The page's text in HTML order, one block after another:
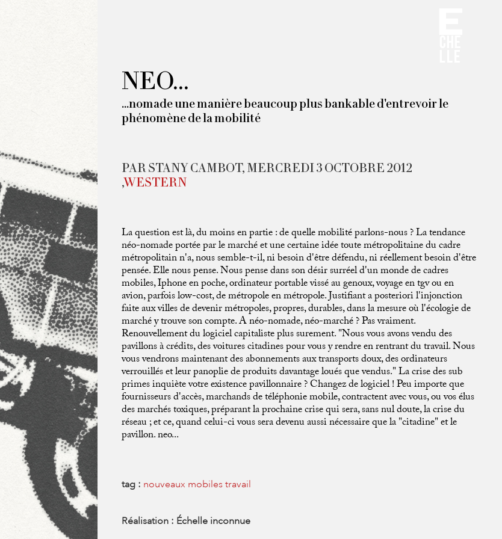
NEO...
...nomade une manière beaucoup plus bankable d'entrevoir le
phénomène de la mobilité
PAR STANY CAMBOT, MERCREDI 3 OCTOBRE 2012
,WESTERN
La question est là, du moins en partie : de quelle mobilité parlons-nous ? La tendance
néo-nomade portée par le marché et une certaine idée toute métropolitaine du cadre
métropolitain n'a, nous semble-t-il, ni besoin d'être défendu, ni réellement besoin d'être
pensée. Elle nous pense. Nous pense dans son désir surréel d'un monde de cadres
mobiles, Iphone en poche, ordinateur portable vissé au genoux, voyage en tgv ou en
avion, parfois low-cost, de métropole en métropole. Justifiant a posteriori l'injonction
faite aux villes de devenir métropoles, propres, durables, dans la mesure où l'écologie de
marché y trouve son compte. A néo-nomade, néo-marché ? Pas vraiment.
Renouvellement du logiciel capitaliste plus surement. "Nous vous avons vendu des
pavillons à crédits, des voitures citadines pour vous y rendre en rentrant du travail. Nous
vous vendrons maintenant des abonnements aux transports doux, des ordinateurs
verrouillés et leur panoplie de produits davantage loués que vendus." La crise des sub
primes inquiète votre existence pavillonnaire ? Changez de logiciel ! Peu importe que
fournisseurs d'accès, marchands de téléphonie mobile, contractent avec vous, ou vos élus
des marchés toxiques, préparant la prochaine crise qui sera, sans nul doute, la crise du
réseau ; et ce, quand celui-ci vous sera devenu aussi nécessaire que la "citadine" et le
pavillon. neo...
tag : nouveaux mobiles travail
Réalisation : Échelle inconnue